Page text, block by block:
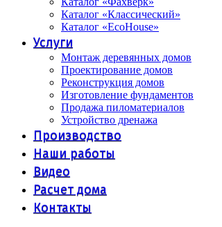
Каталог «Классический»
Каталог «EcoHouse»
Услуги
Монтаж деревянных домов
Проектирование домов
Реконструкция домов
Изготовление фундаментов
Продажа пиломатериалов
Устройство дренажа
Производство
Наши работы
Видео
Расчет дома
Контакты